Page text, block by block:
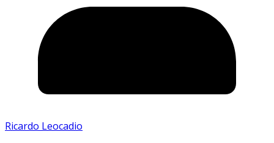
Ricardo Leocadio